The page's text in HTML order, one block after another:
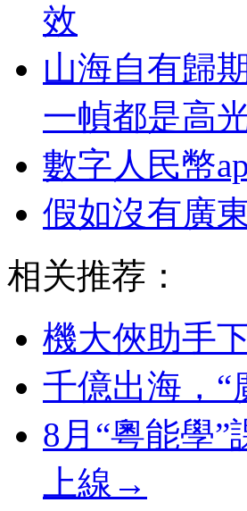
效
山海自有歸
一幀都是高
數字人民幣
假如沒有廣
相关推荐：
機大俠助手
千億出海，“
8月“粵能學
上線→